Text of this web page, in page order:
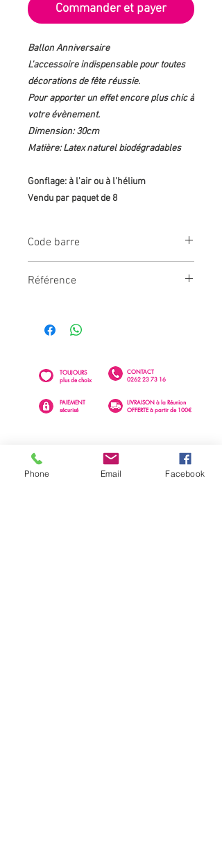
Commander et payer
Ballon Anniversaire
L'accessoire indispensable pour toutes
décorations de fête réussie.
Pour apporter un effet encore plus chic à
votre évènement.
Dimension: 30cm
Matière: Latex naturel biodégradables
Gonflage: à l'air ou à l'hélium
Vendu par paquet de 8
Code barre
Référence
CONTACT
0262 23 73 16
TOUJOURS
plus de choix
PAIEMENT
sécurisé
LIVRAISON à la Réunion
OFFERTE à partir de 100€
Phone Email Facebook